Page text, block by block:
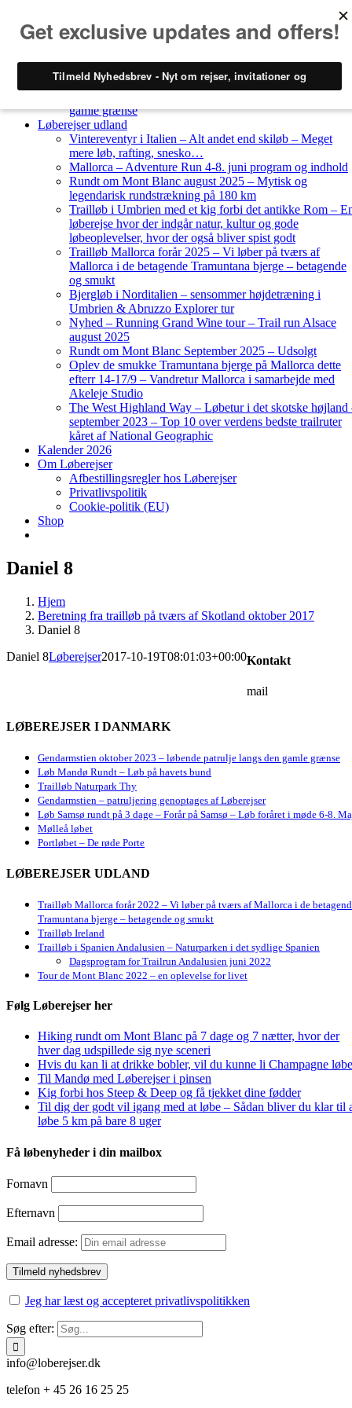
Løberejser Danmark
gamle grænse
Løberejser udland
Vintereventyr i Italien – Alt andet end skiløb – Meget
mere løb, rafting, snesko…
Mallorca – Adventure Run 4-8. juni program og indhold
Rundt om Mont Blanc august 2025 – Mytisk og
legendarisk rundstrækning på 180 km
Trailløb i Umbrien med et kig forbi det antikke Rom –
løberejse hvor der indgår natur, kultur og gode
løbeoplevelser, hvor der også bliver spist godt
Trailløb Mallorca forår 2025 – Vi løber på tværs af
Mallorca i de betagende Tramuntana bjerge – betagende
og smukt
Bjergløb i Norditalien – sensommer højdetræning i
Umbrien & Abruzzo Explorer tur
Nyhed – Running Grand Wine tour – Trail run Alsace
august 2025
Rundt om Mont Blanc September 2025 – Udsolgt
Oplev de smukke Tramuntana bjerge på Mallorca dette
efterr 14-17/9 – Vandretur Mallorca i samarbejde med
Akeleje Studio
The West Highland Way – Løbetur i det skotske højland
september 2023 – Top 10 over verdens bedste trailruter
kåret af National Geographic
Kalender 2026
Om Løberejser
Afbestillingsregler hos Løberejser
Privatlivspolitik
Cookie-politik (EU)
Shop
Daniel 8
Hjem
Beretning fra trailløb på tværs af Skotland oktober 2017
Daniel 8
Daniel 8Løberejser2017-10-19T08:01:03+00:00
LØBEREJSER I DANMARK
Gendarmstien oktober 2023 – løbende patrulje langs den gamle grænse
Løb Mandø Rundt – Løb på havets bund
Trailløb Naturpark Thy
Gendarmstien – patruljering genoptages af Løberejser
Løb Samsø rundt på 3 dage – Forår på Samsø – Løb foråret i møde 6-8.
Mølleå løbet
Portløbet – De røde Porte
LØBEREJSER UDLAND
Trailløb Mallorca forår 2022 – Vi løber på tværs af Mallorca i de
Tramuntana bjerge – betagende og smukt
Trailløb Ireland
Trailløb i Spanien Andalusien – Naturparken i det sydlige Spanien
Dagsprogram for Trailrun Andalusien juni 2022
Tour de Mont Blanc 2022 – en oplevelse for livet
Følg Løberejser her
Hiking rundt om Mont Blanc på 7 dage og 7 nætter, hvor der
hver dag udspillede sig nye sceneri
Hvis du kan li at drikke bobler, vil du kunne li Champagne
Til Mandø med Løberejser i pinsen
Kig forbi hos Steep & Deep og få tjekket dine fødder
Til dig der godt vil igang med at løbe – Sådan bliver du klar til
løbe 5 km på bare 8 uger
Få løbenyheder i din mailbox
Fornavn
Efternavn
Email adresse:
Jeg har læst og accepteret privatlivspolitikken
Søg efter:
Kontakt
mail
info@loberejser.dk
telefon + 45 26 16 25 25